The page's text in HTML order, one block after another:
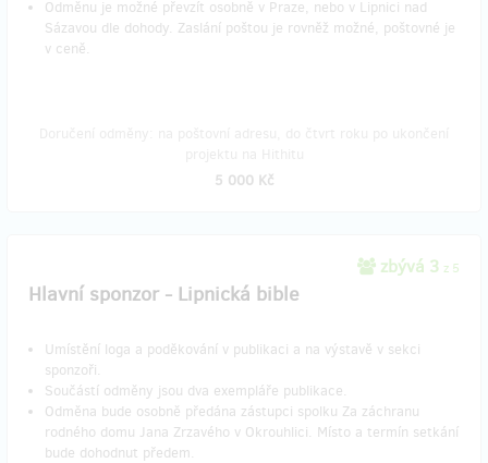
Odměnu je možné převzít osobně v Praze, nebo v Lipnici nad
Sázavou dle dohody. Zaslání poštou je rovněž možné, poštovné je
v ceně.
5 000 Kč
zbývá 3 z 5
Hlavní sponzor - Lipnická bible
Umístění loga a poděkování v publikaci a na výstavě v sekci
sponzoři.
Součástí odměny jsou dva exempláře publikace.
Odměna bude osobně předána zástupci spolku Za záchranu
rodného domu Jana Zrzavého v Okrouhlici. Místo a termín setkání
bude dohodnut předem.